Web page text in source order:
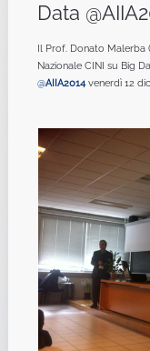
Data
Il Prof. Donato Malerba
Nazionale CINI su Big
@AIIA2014venerdì 12